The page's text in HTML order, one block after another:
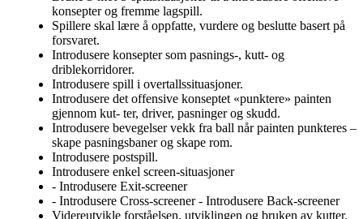
konsepter og fremme lagspill.
Spillere skal lære å oppfatte, vurdere og beslutte basert på
forsvaret.
Introdusere konsepter som pasnings-, kutt- og
driblekorridorer.
Introdusere spill i overtallssituasjoner.
Introdusere det offensive konseptet «punktere» painten
gjennom kut- ter, driver, pasninger og skudd.
Introdusere bevegelser vekk fra ball når painten punkteres –
skape pasningsbaner og skape rom.
Introdusere postspill.
Introdusere enkel screen-situasjoner
- Introdusere Exit-screener
- Introdusere Cross-screener - Introdusere Back-screener
Videreutvikle forståelsen, utviklingen og bruken av kutter.